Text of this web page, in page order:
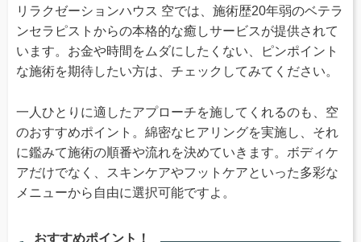
リラクゼーションハウス 空では、施術歴20年弱のベテラ
ンセラピストからの本格的な癒しサービスが提供されて
います。お金や時間をムダにしたくない、ピンポイント
な施術を期待したい方は、チェックしてみてください。
一人ひとりに適したアプローチを施してくれるのも、空
のおすすめポイント。綿密なヒアリングを実施し、それ
に鑑みて施術の順番や流れを決めていきます。ボディケ
アだけでなく、スキンケアやフットケアといった多彩な
メニューから自由に選択可能ですよ。
おすすめポイント！